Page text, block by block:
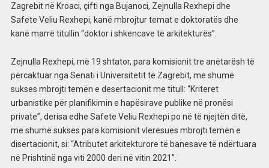
Zagrebit në Kroaci, çifti nga Bujanoci, Zejnulla Rexhepi dhe
Safete Veliu Rexhepi, kanë mbrojtur temat e doktoratës dhe
kanë marrë titullin “doktor i shkencave të arkitekturës”.
Zejnulla Rexhepi, më 19 shtator, para komisionit tre anëtarësh të
përcaktuar nga Senati i Universitetit të Zagrebit, me shumë
sukses mbrojti temën e desertacionit me titull: “Kriteret
urbanistike për planifikimin e hapësirave publike në pronësi
private”, derisa edhe Safete Veliu Rexhepi po në të njejtën ditë,
me shumë sukses para komisionit vlerësues mbrojti temën e
disertacionit, si: “Atributet arkitekturore të banesave të ndërtuara
në Prishtinë nga viti 2000 deri në vitin 2021”.